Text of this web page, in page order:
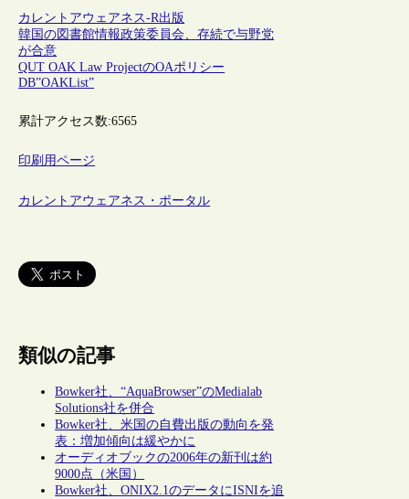
カレントアウェアネス-R出版
韓国の図書館情報政策委員会、存続で与野党
が合意
QUT OAK Law ProjectのOAポリシー
DB”OAKList”
累計アクセス数:6565
印刷用ページ
カレントアウェアネス・ポータル
類似の記事
Bowker社、“AquaBrowser”のMedialab
Solutions社を併合
Bowker社、米国の自費出版の動向を発
表：増加傾向は緩やかに
オーディオブックの2006年の新刊は約
9000点（米国）
Bowker社、ONIX2.1のデータにISNIを追